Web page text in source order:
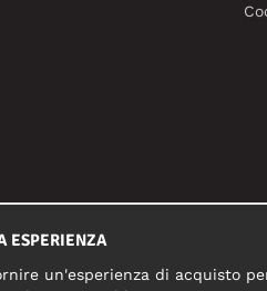
ESPERIENZA
un'esperienza di acquisto